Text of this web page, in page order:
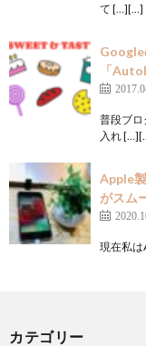
て […][…]
Google
「
普段ブロ
入れ
Apple
がスム
現在私
カテゴリー